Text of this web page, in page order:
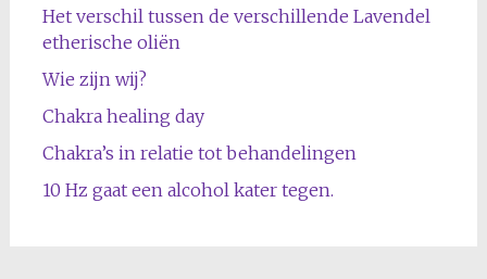
Het verschil tussen de verschillende Lavendel
etherische oliën
Wie zijn wij?
Chakra healing day
Chakra’s in relatie tot behandelingen
10 Hz gaat een alcohol kater tegen.